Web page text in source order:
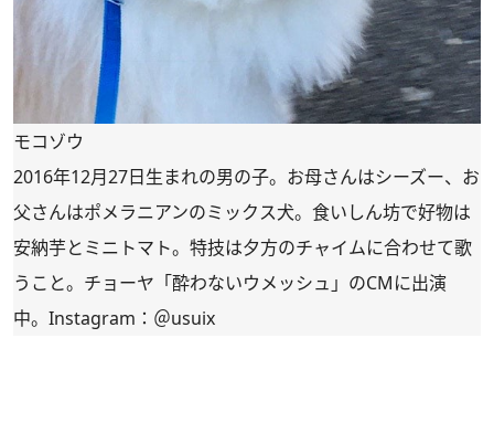
モコゾウ
2016年12月27日生まれの男の子。お母さんはシーズー、お
父さんはポメラニアンのミックス犬。食いしん坊で好物は
安納芋とミニトマト。特技は夕方のチャイムに合わせて歌
うこと。チョーヤ「酔わないウメッシュ」のCMに出演
中。Instagram： ＠usuix